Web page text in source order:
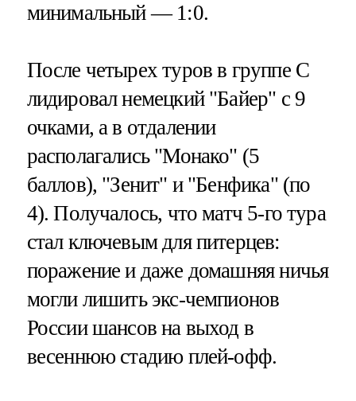
минимальный — 1:0.
После четырех туров в группе С
лидировал немецкий "Байер" с 9
очками, а в отдалении
располагались "Монако" (5
баллов), "Зенит" и "Бенфика" (по
4). Получалось, что матч 5-го тура
стал ключевым для питерцев:
поражение и даже домашняя ничья
могли лишить экс-чемпионов
России шансов на выход в
весеннюю стадию плей-офф.